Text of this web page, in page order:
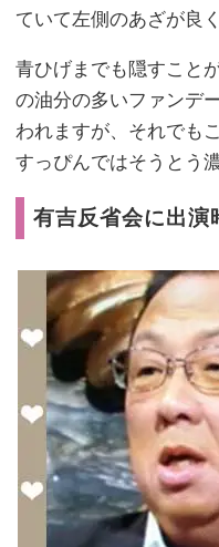
ていて左側のあざが良
青ひげまでも隠すこと
の油分の多いファンデ
われますが、それでも
すっぴんではそうとう
有吉反省会に出演